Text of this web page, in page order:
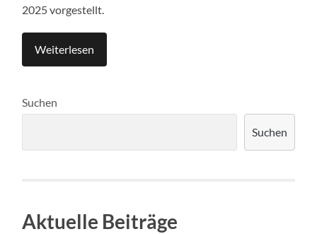
2025 vorgestellt.
Weiterlesen
Suchen
Suchen
Aktuelle Beiträge